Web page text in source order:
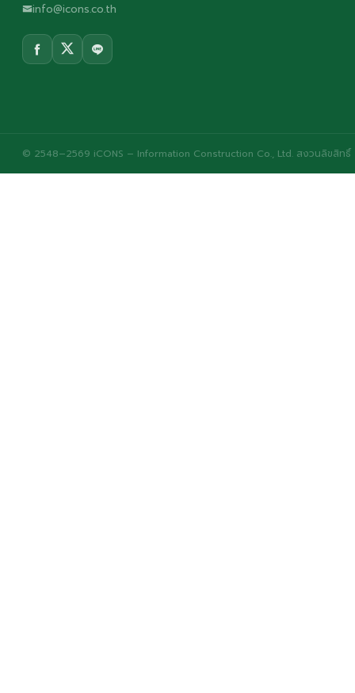
info@icons.co.th
© 2548–2569 iCONS – Information Construction Co., Ltd. สงวนลิขสิทธิ์